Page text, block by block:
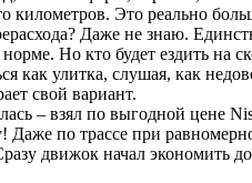
Это реально
Даже не знаю.
Но кто будет ездить
как улитка, слушая, как
свой вариант.
– взял по выгодной цене
Даже по трассе при
движок начал экономить